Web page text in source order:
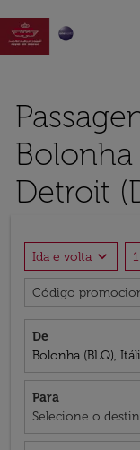

Bolonha
Detroit
Ida e volta expand_more
Código
De
Bolonha (BLQ),
Para
Selecione o